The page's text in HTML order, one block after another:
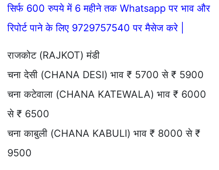
सिर्फ 600 रुपये में 6 महीने तक Whatsapp पर भाव और
रिपोर्ट पाने के लिए 9729757540 पर मैसेज करे |
राजकोट (RAJKOT) मंडी
चना देसी (CHANA DESI) भाव ₹ 5700 से ₹ 5900
चना कटेवाला (CHANA KATEWALA) भाव ₹ 6000
से ₹ 6500
चना काबुली (CHANA KABULI) भाव ₹ 8000 से ₹
9500